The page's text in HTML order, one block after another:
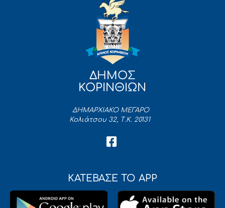
ΔΗΜΟΣ
ΚΟΡΙΝΘΙΩΝ
ΔΗΜΑΡΧΙΑΚΟ ΜΕΓΑΡΟ
Κολιάτσου 32, Τ.Κ. 20131
ΚΑΤΕΒΑΣΕ ΤΟ APP